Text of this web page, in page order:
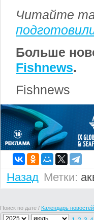
Читайте
Больше
Fishnews.
Fishnews
Назад Метки:
Поиск по дате / Календарь новостей